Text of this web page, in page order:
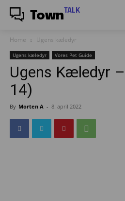
Town TALK
Home Ugens kæledyr
Ugens kæledyr Vores Pet Guide
Ugens Kæledyr
14)
By Morten A - 8. april 2022